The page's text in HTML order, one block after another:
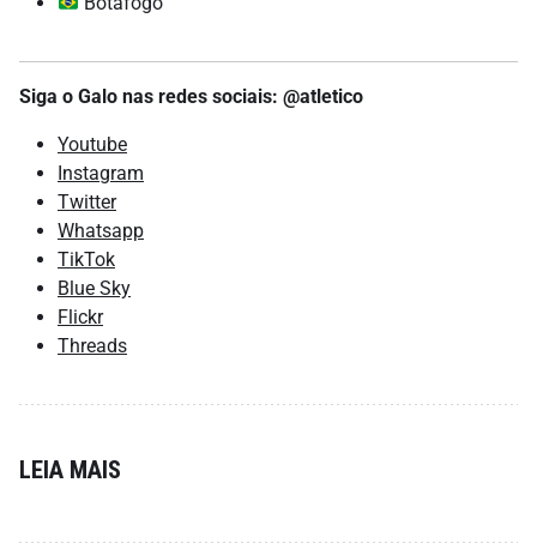
Siga o Galo nas redes sociais: @atletico
Youtube
Instagram
Twitter
Whatsapp
TikTok
Blue Sky
Flickr
Threads
LEIA MAIS